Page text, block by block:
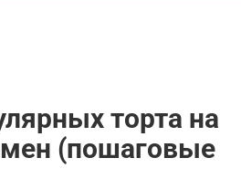
торта на
(пошаговые